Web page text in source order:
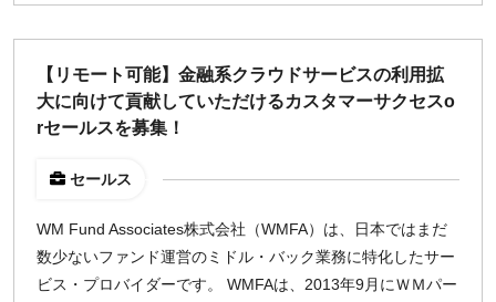
【リモート可能】金融系クラウドサービスの利用拡
大に向けて貢献していただけるカスタマーサクセスo
rセールスを募集！
セールス
WM Fund Associates株式会社（WMFA）は、日本ではまだ
数少ないファンド運営のミドル・バック業務に特化したサー
ビス・プロバイダーです。 WMFAは、2013年9月にＷＭパー